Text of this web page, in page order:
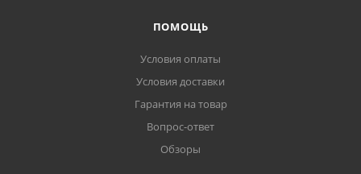
ПОМОЩЬ
Условия оплаты
Условия доставки
Гарантия на товар
Вопрос-ответ
Обзоры